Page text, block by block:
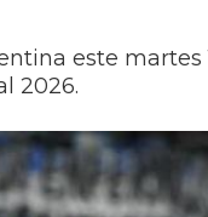
este
2026.